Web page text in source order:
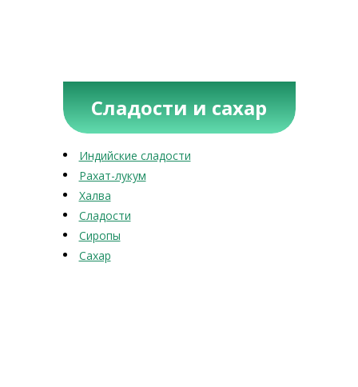
Сладости и сахар
Индийские сладости
Рахат-лукум
Халва
Сладости
Сиропы
Сахар